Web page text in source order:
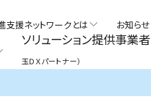
ソリューション提供事業者
玉ＤＸパートナー）
支援ネットワークとは お知らせ